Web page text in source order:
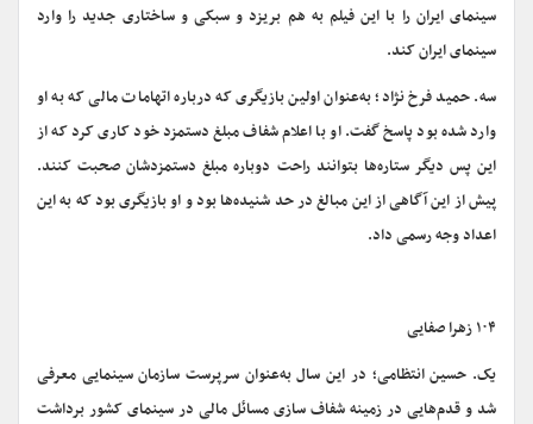
سینمای ایران را با این فیلم به هم بریزد و سبکی و ساختاری جدید را وارد
سینمای ایران کند.
سه. حمید فرخ نژاد؛ به‌عنوان اولین بازیگری که درباره اتهامات مالی که به او
وارد شده بود پاسخ گفت. او با اعلام شفاف مبلغ دستمزد خود کاری کرد که از
این پس دیگر ستاره‌ها بتوانند راحت دوباره مبلغ دستمزدشان صحبت کنند.
پیش از این آگاهی از این مبالغ در حد شنیده‌ها بود و او بازیگری بود که به این
اعداد وجه رسمی داد.
۱۰۴ زهرا صفایی
یک. حسین انتظامی؛ در این سال به‌عنوان سرپرست سازمان سینمایی معرفی
شد و قدم‌هایی در زمینه شفاف سازی مسائل مالی در سینمای کشور برداشت